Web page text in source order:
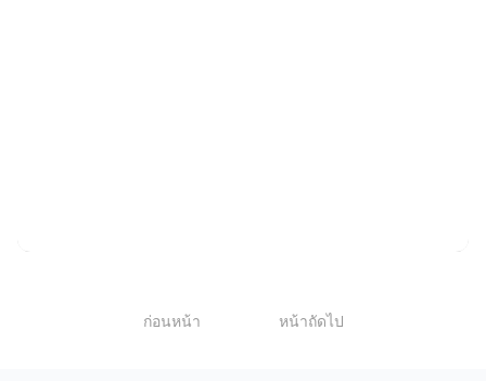
ก่อนหน้า หน้าถัดไป